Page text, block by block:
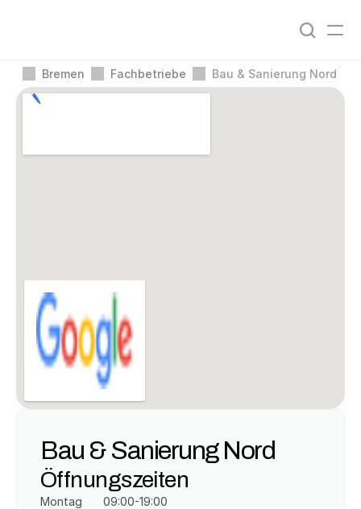
Bremen Fachbetriebe Bau & Sanierung Nord
Bau & Sanierung Nord
Öffnungszeiten
Montag
09:00-19:00